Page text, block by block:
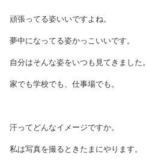
頑張ってる姿いいですよね。
夢中になってる姿かっこいいです。
自分はそんな姿をいつも見てきました。
家でも学校でも、仕事場でも。
汗ってどんなイメージですか。
私は写真を撮るときたまにやります。